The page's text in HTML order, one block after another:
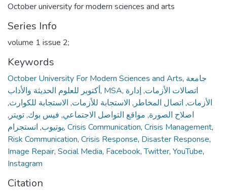
October university for modern sciences and arts
Series Info
volume 1 issue 2;
Keywords
October University For Modern Sciences and Arts, جامعة
أكتوبر للعلوم الحديثة والأداب, MSA, اتصالات الأزمات,إدارة
الأزمات, اتصال المخاطر , الاستجابة للأزمات, الاستجابة للكوارث,
اصلاح الصورة, مواقع التواصل الاجتماعي, فيس بوك,تويتر ,
يوتيوب, انستجرام , Crisis Communication, Crisis Management,
Risk Communication, Crisis Response, Disaster Response,
Image Repair, Social Media, Facebook,Twitter, YouTube,
Instagram
Citation